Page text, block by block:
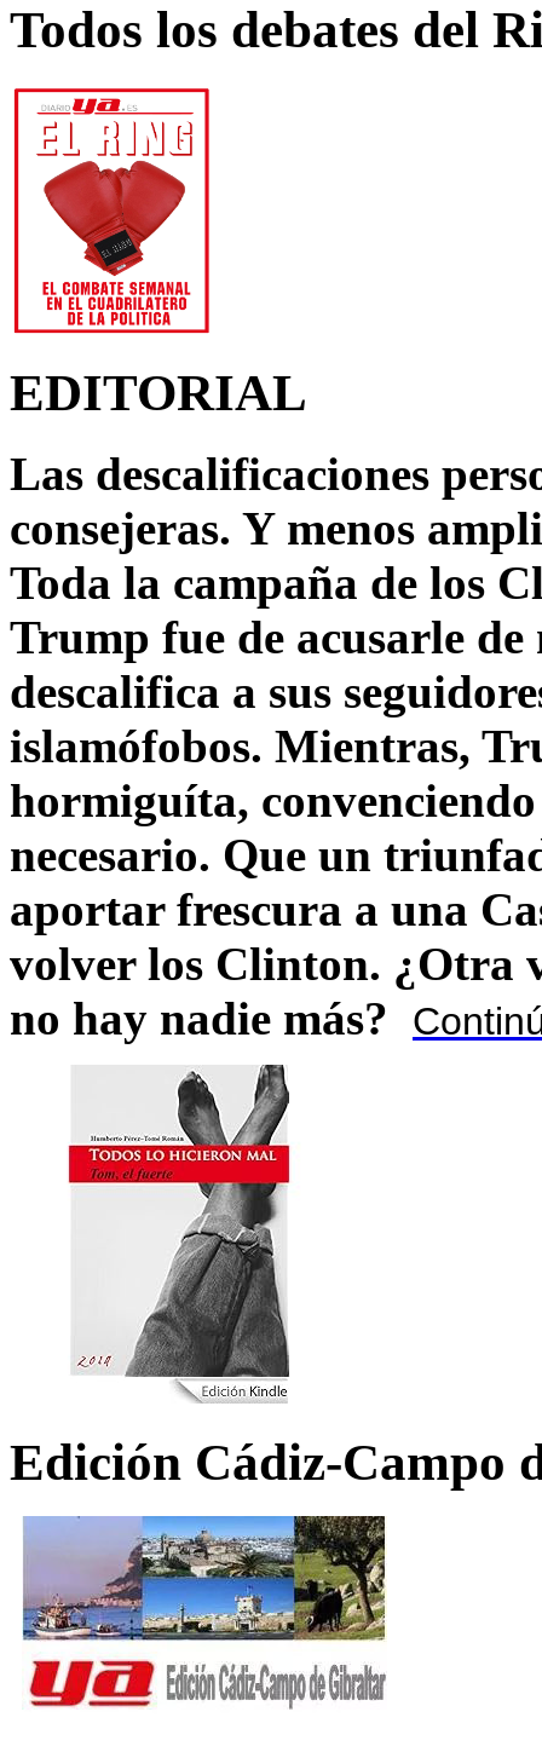
Todos los debates del
EDITORIAL
Las descalificaciones
consejeras. Y menos
Toda la campaña de los
Trump fue de acusarle
descalifica a sus
islamófobos. Mientras,
hormiguíta,
necesario. Que un
aportar frescura a una
volver los Clinton. ¿Otra
no hay nadie más?
Edición Cádiz-Campo